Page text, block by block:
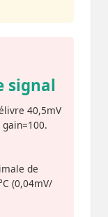
signal
40,5mV
de
(0,04mV/